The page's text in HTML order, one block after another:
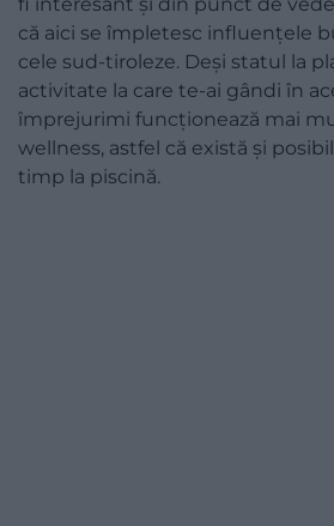
că aici se împletesc influențele
cele sud-tiroleze. Deși statul la
activitate la care te-ai gândi în
împrejurimi funcționează mai
wellness, astfel că există și
timp la piscină.